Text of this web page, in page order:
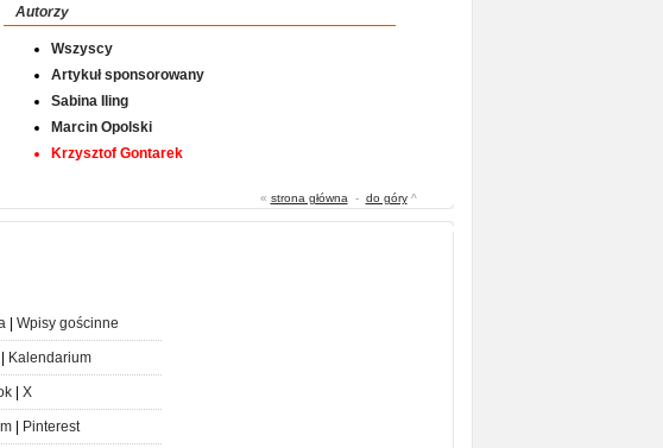
Autorzy
Wszyscy
Artykuł sponsorowany
Sabina Iling
Marcin Opolski
Krzysztof Gontarek
« strona główna - do góry^
| Wpisy gościnne
Kalendarium
| X
| Pinterest